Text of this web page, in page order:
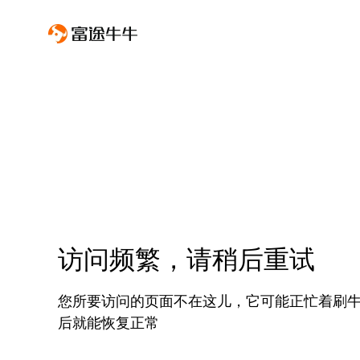
访问频繁，请稍后重试
您所要访问的页面不在这儿，它可能正忙着刷
后就能恢复正常